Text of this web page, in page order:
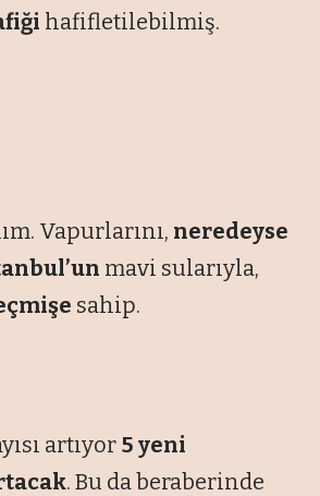
hafifletilebilmiş.
Vapurlarını, neredeyse
mavi sularıyla,
sahip.
artıyor 5 yeni
. Bu da beraberinde